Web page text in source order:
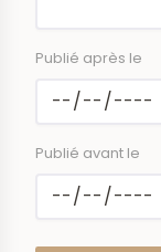
Publié après le
Publié avant le